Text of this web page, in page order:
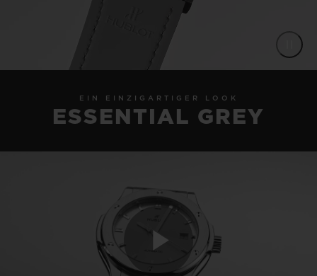
EIN EINZIGARTIGER LOOK
ESSENTIAL GREY